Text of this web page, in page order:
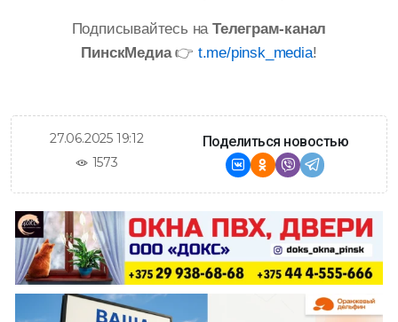
Подписывайтесь наТелеграм-канал
ПинскМедиа👉 t.me/pinsk_media!
27.06.2025 19:12
1573
Поделиться новостью